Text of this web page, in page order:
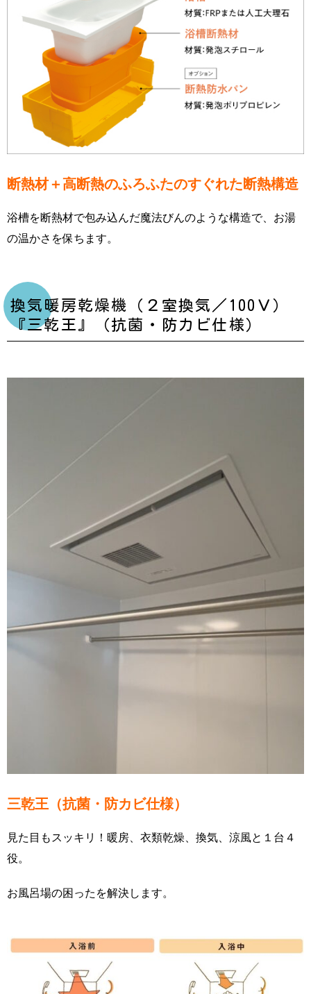
断熱材＋高断熱のふろふたのすぐれた断熱構造
浴槽を断熱材で包み込んだ魔法びんのような構造で、お湯
の温かさを保ちます。
換気暖房乾燥機（２室換気／100Ｖ）
『三乾王』（抗菌・防カビ仕様）
三乾王（抗菌・防カビ仕様）
見た目もスッキリ！暖房、衣類乾燥、換気、涼風と１台４
役。
お風呂場の困ったを解決します。